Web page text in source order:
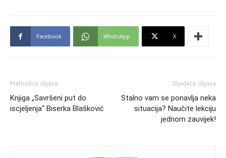
Facebook WhatsApp X
Prethodna objava
Knjiga „Savršeni put do
iscjeljenja“ Biserka Blašković
Slijedeća objava
Stalno vam se ponavlja neka
situacija? Naučite lekciju
jednom zauvijek!